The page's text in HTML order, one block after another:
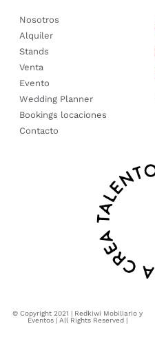
Nosotros
Alquiler
Stands
Venta
Evento
Wedding Planner
Bookings locaciones
Contacto
© Copyright 2021 | Redkiwi Mobiliario y
Eventos | All Rights Reserved |